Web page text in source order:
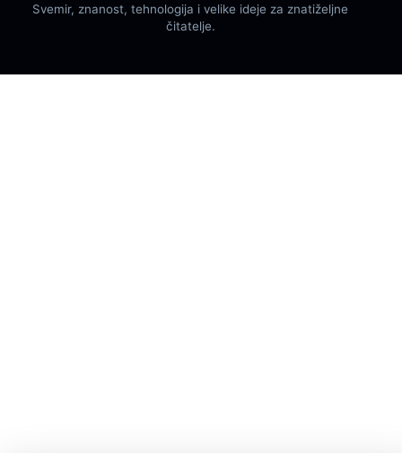
Svemir, znanost, tehnologija i velike ideje za znatiželjne
čitatelje.